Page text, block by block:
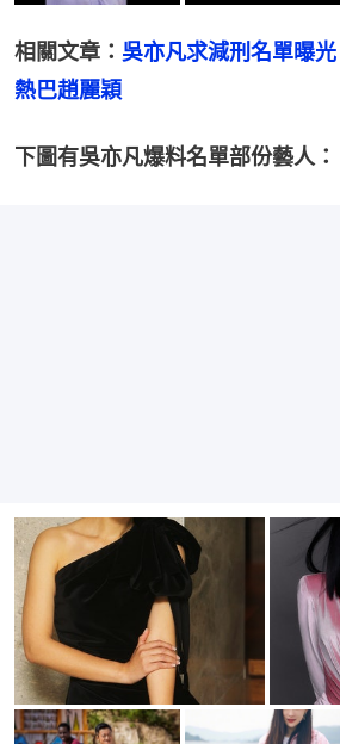
相關文章： 吳亦凡求減刑名單曝
熱巴趙麗穎
下圖有吳亦凡爆料名單部份藝人：